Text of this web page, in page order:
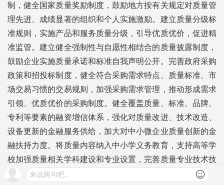
制，健全国家质量奖励制度，鼓励地方按有关规定对质量管
理先进、成绩显著的组织和个人实施激励。建立质量分级标
准规则，实施产品和服务质量分级，引导优质优价，促进精
准监管。建立健全强制性与自愿性相结合的质量披露制度，
鼓励企业实施质量承诺和标准自我声明公开。完善政府采购
政策和招投标制度，健全符合采购需求特点、质量标准、市
场交易习惯的交易规则，加强采购需求管理，推动形成需求
引领、优质优价的采购制度。健全覆盖质量、标准、品牌、
专利等要素的融资增信体系，强化对质量改进、技术改造、
设备更新的金融服务供给，加大对中小微企业质量创新的金
融扶持力度。将质量内容纳入中小学义务教育，支持高等学
校加强质量相关学科建设和专业设置，完善质量专业技术技
能人才职业培训制度和职称制度，实现职称制度与职业资格
来说两句吧...